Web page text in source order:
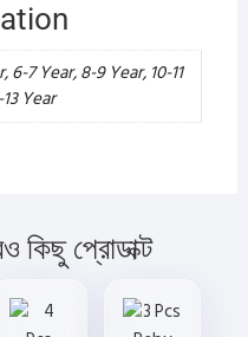
6-7 Year, 8-9 Year, 10-11
Year
কিছু প্রোডাক্ট